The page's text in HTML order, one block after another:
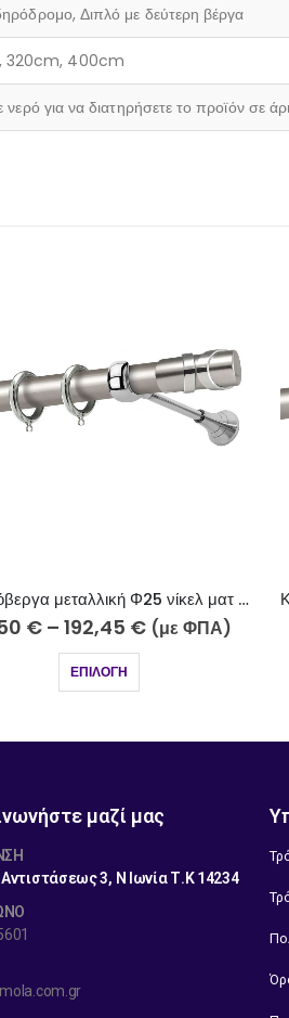
Διπλό με δεύτερη βέργα
320cm, 400cm
για να διατηρήσετε το προϊόν σε
Κουρτινόβεργα μεταλλική Φ25 νίκελ ματ-strass Χάλκη Κ52-2510-5-18
€ – 172,45 € (με ΦΠΑ)
ΕΠΙΛΟΓΉ
μαζί μας
Αντιστάσεως 3, Ν Ιωνία Τ.Κ 14234